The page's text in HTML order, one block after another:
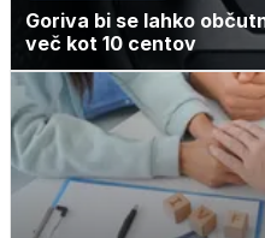
Goriva bi se lahko
več kot 10 centov